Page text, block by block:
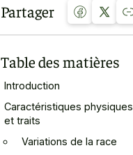
Partager
Table des matières
Introduction
Caractéristiques physiques
et traits
Variations de la race